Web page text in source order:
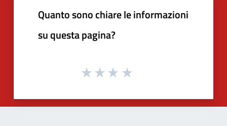
Quanto sono chiare le informazioni
su questa pagina?